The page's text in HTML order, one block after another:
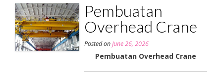
Pembuatan
Overhead Crane
Posted onJune 26, 2026
Pembuatan Overhead Crane